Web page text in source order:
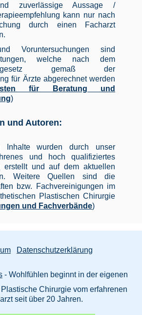
zuverlässige Aussage /
kann nur nach
durch einen Facharzt
Voruntersuchungen sind
welche nach dem
gemaß der
für Ärzte abgerechnet werden
für Beratung und
)
und Autoren:
Inhalte wurden durch unser
und hoch qualifiziertes
erstellt und auf dem aktuellen
Weitere Quellen sind die
bzw. Fachvereinigungen im
Plastischen Chirurgie
und Fachverbände)
Datenschutzerklärung
- Wohlfühlen beginnt in der eigenen
Chirurgie vom erfahrenen
seit über 20 Jahren.